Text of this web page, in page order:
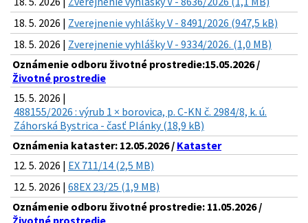
18. 5. 2026 | Zverejnenie vyhlášky V - 8491/2026 (947,5 kB)
18. 5. 2026 | Zverejnenie vyhlášky V - 9334/2026. (1,0 MB)
Oznámenie odboru životné prostredie:15.05.2026 /
Životné prostredie
15. 5. 2026 |
488155/2026 : výrub 1 × borovica, p. C-KN č. 2984/8, k. ú.
Záhorská Bystrica - časť Plánky (18,9 kB)
Oznámenia kataster: 12.05.2026 / Kataster
12. 5. 2026 | EX 711/14 (2,5 MB)
12. 5. 2026 | 68EX 23/25 (1,9 MB)
Oznámenie odboru životné prostredie: 11.05.2026 /